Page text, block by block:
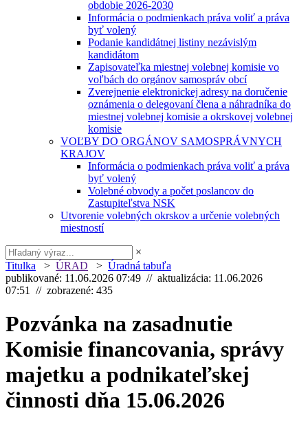
obdobie 2026-2030
Informácia o podmienkach práva voliť a práva
byť volený
Podanie kandidátnej listiny nezávislým
kandidátom
Zapisovateľka miestnej volebnej komisie vo
voľbách do orgánov samospráv obcí
Zverejnenie elektronickej adresy na doručenie
oznámenia o delegovaní člena a náhradníka do
miestnej volebnej komisie a okrskovej volebnej
komisie
VOĽBY DO ORGÁNOV SAMOSPRÁVNYCH
KRAJOV
Informácia o podmienkach práva voliť a práva
byť volený
Volebné obvody a počet poslancov do
Zastupiteľstva NSK
Utvorenie volebných okrskov a určenie volebných
miestností
×
Titulka > ÚRAD > Úradná tabuľa
publikované: 11.06.2026 07:49 // aktualizácia: 11.06.2026
07:51 // zobrazené: 435
Pozvánka na zasadnutie
Komisie financovania, správy
majetku a podnikateľskej
činnosti dňa 15.06.2026